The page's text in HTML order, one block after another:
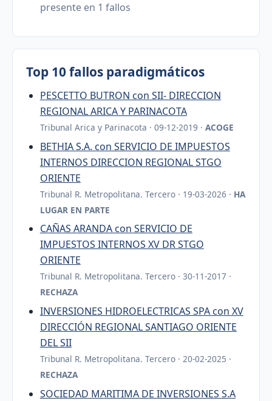
presente en 1 fallos
Top 10 fallos paradigmáticos
PESCETTO BUTRON con SII- DIRECCION
REGIONAL ARICA Y PARINACOTA
Tribunal Arica y Parinacota · 09-12-2019 · ACOGE
BETHIA S.A. con SERVICIO DE IMPUESTOS
INTERNOS DIRECCION REGIONAL STGO
ORIENTE
Tribunal R. Metropolitana. Tercero · 19-03-2026 · HA
LUGAR EN PARTE
CAÑAS ARANDA con SERVICIO DE
IMPUESTOS INTERNOS XV DR STGO
ORIENTE
Tribunal R. Metropolitana. Tercero · 30-11-2017 ·
RECHAZA
INVERSIONES HIDROELECTRICAS SPA con XV
DIRECCIÓN REGIONAL SANTIAGO ORIENTE
DEL SII
Tribunal R. Metropolitana. Tercero · 20-02-2025 ·
RECHAZA
SOCIEDAD MARITIMA DE INVERSIONES S.A